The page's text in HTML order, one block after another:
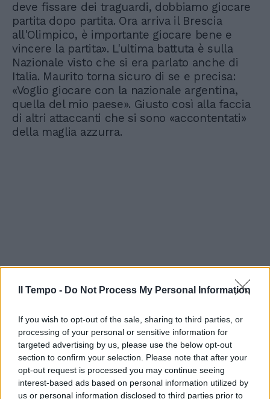
Il Tempo - Do Not Process My Personal Information
If you wish to opt-out of the sale, sharing to third parties, or
processing of your personal or sensitive information for
targeted advertising by us, please use the below opt-out
section to confirm your selection. Please note that after your
opt-out request is processed you may continue seeing
interest-based ads based on personal information utilized by
us or personal information disclosed to third parties prior to
deve fissare dei traguardi, dobbiamo giocare
partita dopo partita. Ora arriva il Brescia
all'Olimpico, è importante giocare bene e
vincere la partita». L'ultima battuta è sulla
Nazionale visto che si era parlato anche di
Italia. Maurito torna sicuro di se e precisa:
«Voglio giocare con la nazionale argentina,
quella del mio paese». Giusto così alla faccia
di altri attaccanti che si sono «accontentati»
della maglia azzurra.